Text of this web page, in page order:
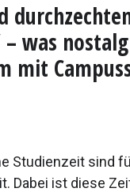
was
mit
Studienzeit sind
Dabei ist diese